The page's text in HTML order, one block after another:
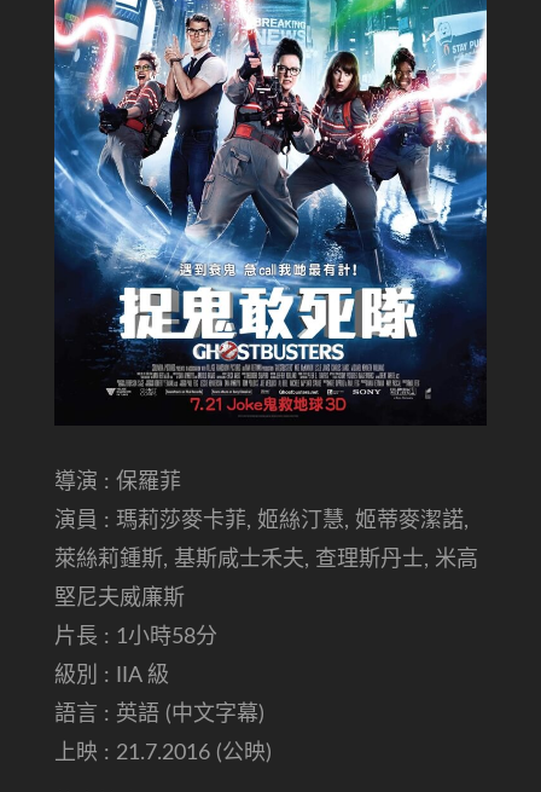
導演 : 保羅菲
演員 : 瑪莉莎麥卡菲, 姬絲汀慧, 姬蒂麥潔諾,
萊絲莉鍾斯, 基斯咸士禾夫, 查理斯丹士, 米高
堅尼夫威廉斯
片長 : 1小時58分
級別 : IIA 級
語言 : 英語 (中文字幕)
上映 : 21.7.2016 (公映)